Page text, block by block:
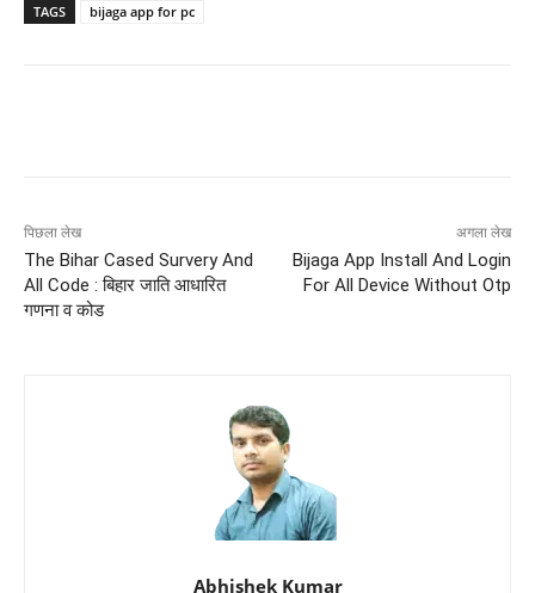
TAGS bijaga app for pc
पिछला लेख
The Bihar Cased Survery And
All Code : बिहार जाति आधारित
गणना व कोड
अगला लेख
Bijaga App Install And Login
For All Device Without Otp
Abhishek Kumar